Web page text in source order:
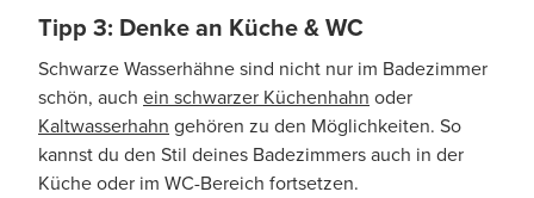
Tipp 3: Denke an Küche & WC
Schwarze Wasserhähne sind nicht nur im Badezimmer
schön, auch ein schwarzer Küchenhahn oder
Kaltwasserhahn gehören zu den Möglichkeiten. So
kannst du den Stil deines Badezimmers auch in der
Küche oder im WC-Bereich fortsetzen.